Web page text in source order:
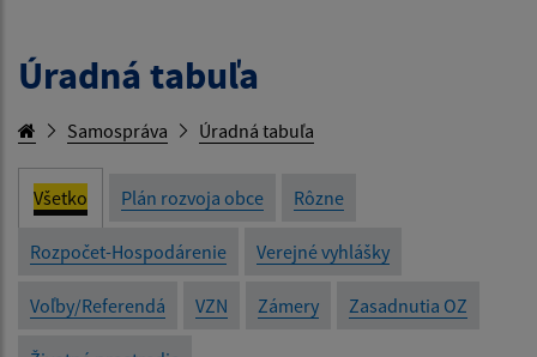
Úradná tabuľa
Samospráva Úradná tabuľa
Všetko Plán rozvoja obce Rôzne
Rozpočet-Hospodárenie Verejné vyhlášky
Voľby/Referendá VZN Zámery Zasadnutia OZ